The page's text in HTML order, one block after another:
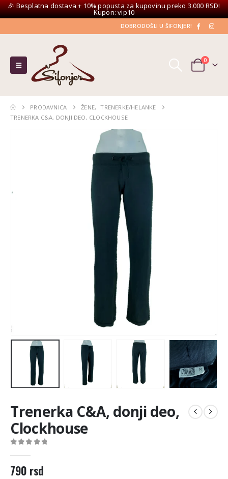
🎉 Besplatna dostava + 10% popusta za kupovinu preko 3.000 RSD!
Kupon: vip10
DOBRODOŠLI U ŠIFONJER!
0
PRODAVNICA ŽENE,
TRENERKE/HELANKE
TRENERKA C&A, DONJI DEO, CLOCKHOUSE
Trenerka C&A, donji deo,
Clockhouse
790 rsd